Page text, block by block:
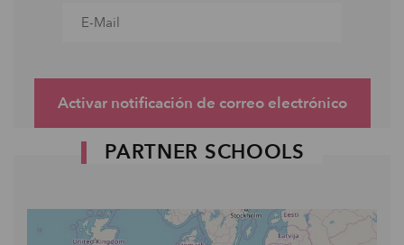
Activar notificación de correo electrónico
PARTNER SCHOOLS